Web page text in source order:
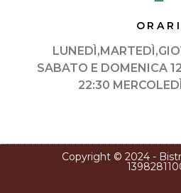
ORARI
SABATO E DOMENICA
22:30
Copyright © 2024 -